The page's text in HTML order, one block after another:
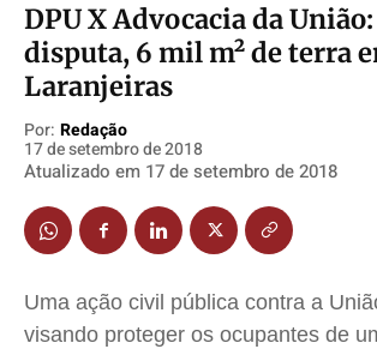
Socioeconômicas
TV Século
Justiça
Educação
Meio Ambiente
Socioeconômicas
TV Século
Justiça
Educação
Meio Ambiente
Socioeconômicas
TV Século
Justiça
Educação
Meio Ambiente
Socioeconômicas
TV Século
Justiça
Educação
Meio Ambiente
DPU X Advocacia da
disputa, 6 mil m² de terra
Laranjeiras
Por: Redação
17 de setembro de 2018
Atualizado em 17 de setembro de 2018
Uma ação civil pública contra a
visando proteger os ocupantes de